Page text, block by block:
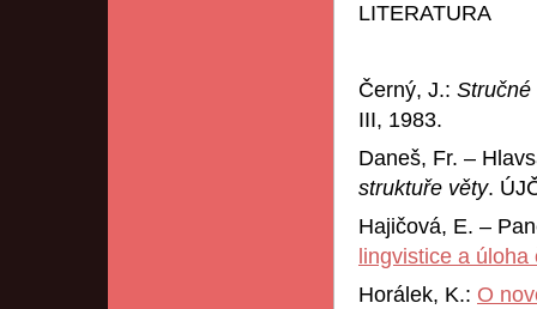
LITERATURA
Černý, J.: Stručné
III, 1983.
Daneš, Fr. –
struktuře věty.
Hajičová, E. –
lingvistice a
Horálek, K.: O